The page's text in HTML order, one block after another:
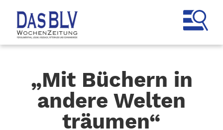
„Mit Büchern in
andere Welten
träumen“